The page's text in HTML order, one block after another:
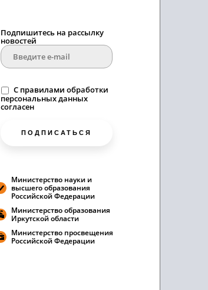
Подпишитесь на рассылку
новостей
C правилами обработки
персональных данных
согласен
ПОДПИСАТЬСЯ
Министерство науки и
высшего образования
Российской Федерации
Министерство образования
Иркутской области
Министерство просвещения
Российской Федерации